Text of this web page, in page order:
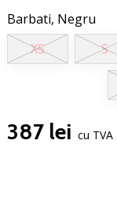
Barbati, Negru
XS
S
387 lei cu TVA